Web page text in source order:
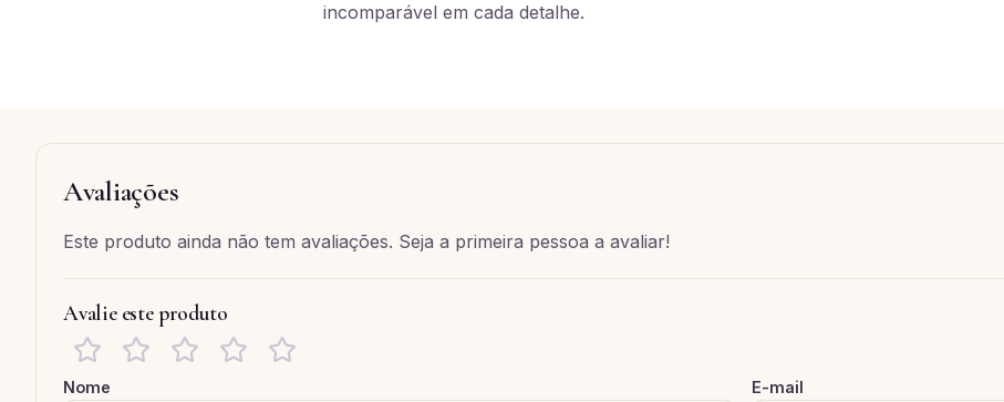
incomparável em cada detalhe.
Avaliações
Este produto ainda não tem avaliações. Seja a primeira pessoa a avaliar!
Avalie este produto
Nome E-mail